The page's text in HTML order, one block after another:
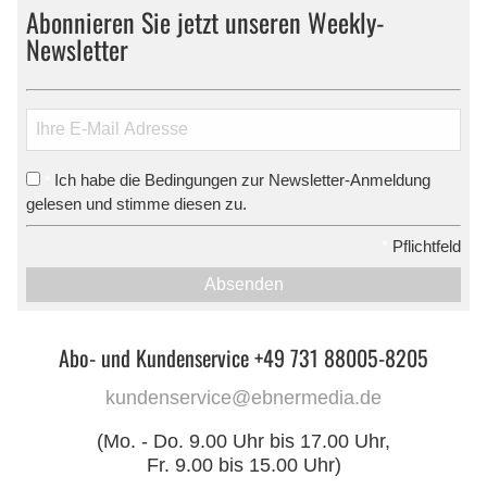
Abonnieren Sie jetzt unseren Weekly-
Newsletter
Ich habe die Bedingungen zur Newsletter-Anmeldung
gelesen und stimme diesen zu.
Pflichtfeld
Absenden
Abo- und Kundenservice +49 731 88005-8205
kundenservice@ebnermedia.de
(Mo. - Do. 9.00 Uhr bis 17.00 Uhr,
Fr. 9.00 bis 15.00 Uhr)